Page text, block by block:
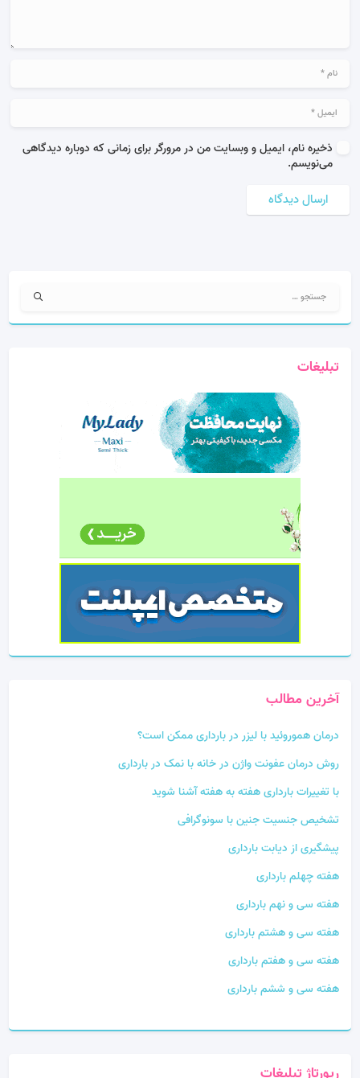
ذخیره نام، ایمیل و وبسایت من در مرورگر برای زمانی که دوباره دیدگاهی
می‌نویسم.
ارسال دیدگاه
جستجو
تبلیغات
آخرین مطالب
درمان هموروئید با لیزر در بارداری ممکن است؟
روش درمان عفونت واژن در خانه با نمک در بارداری
با تغییرات بارداری هفته به هفته آشنا شوید
تشخیص جنسیت جنین با سونوگرافی
پیشگیری از دیابت بارداری
هفته چهلم بارداری
هفته سی و نهم بارداری
هفته سی و هشتم بارداری
هفته سی و هفتم بارداری
هفته سی و ششم بارداری
رپورتاژ تبلیغات